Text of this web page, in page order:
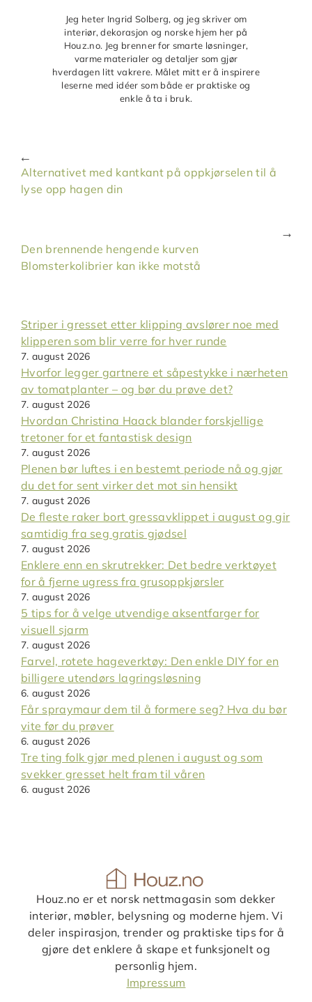
Jeg heter Ingrid Solberg, og jeg skriver om
interiør, dekorasjon og norske hjem her på
Houz.no. Jeg brenner for smarte løsninger,
varme materialer og detaljer som gjør
hverdagen litt vakrere. Målet mitt er å inspirere
leserne med idéer som både er praktiske og
enkle å ta i bruk.
Alternativet med kantkant på oppkjørselen til å
lyse opp hagen din
Den brennende hengende kurven
Blomsterkolibrier kan ikke motstå
Striper i gresset etter klipping avslører noe med
klipperen som blir verre for hver runde
7. august 2026
Hvorfor legger gartnere et såpestykke i nærheten
av tomatplanter – og bør du prøve det?
7. august 2026
Hvordan Christina Haack blander forskjellige
tretoner for et fantastisk design
7. august 2026
Plenen bør luftes i en bestemt periode nå og gjør
du det for sent virker det mot sin hensikt
7. august 2026
De fleste raker bort gressavklippet i august og gir
samtidig fra seg gratis gjødsel
7. august 2026
Enklere enn en skrutrekker: Det bedre verktøyet
for å fjerne ugress fra grusoppkjørsler
7. august 2026
5 tips for å velge utvendige aksentfarger for
visuell sjarm
7. august 2026
Farvel, rotete hageverktøy: Den enkle DIY for en
billigere utendørs lagringsløsning
6. august 2026
Får spraymaur dem til å formere seg? Hva du bør
vite før du prøver
6. august 2026
Tre ting folk gjør med plenen i august og som
svekker gresset helt fram til våren
6. august 2026
Houz.no er et norsk nettmagasin som dekker
interiør, møbler, belysning og moderne hjem. Vi
deler inspirasjon, trender og praktiske tips for å
gjøre det enklere å skape et funksjonelt og
personlig hjem.
Impressum